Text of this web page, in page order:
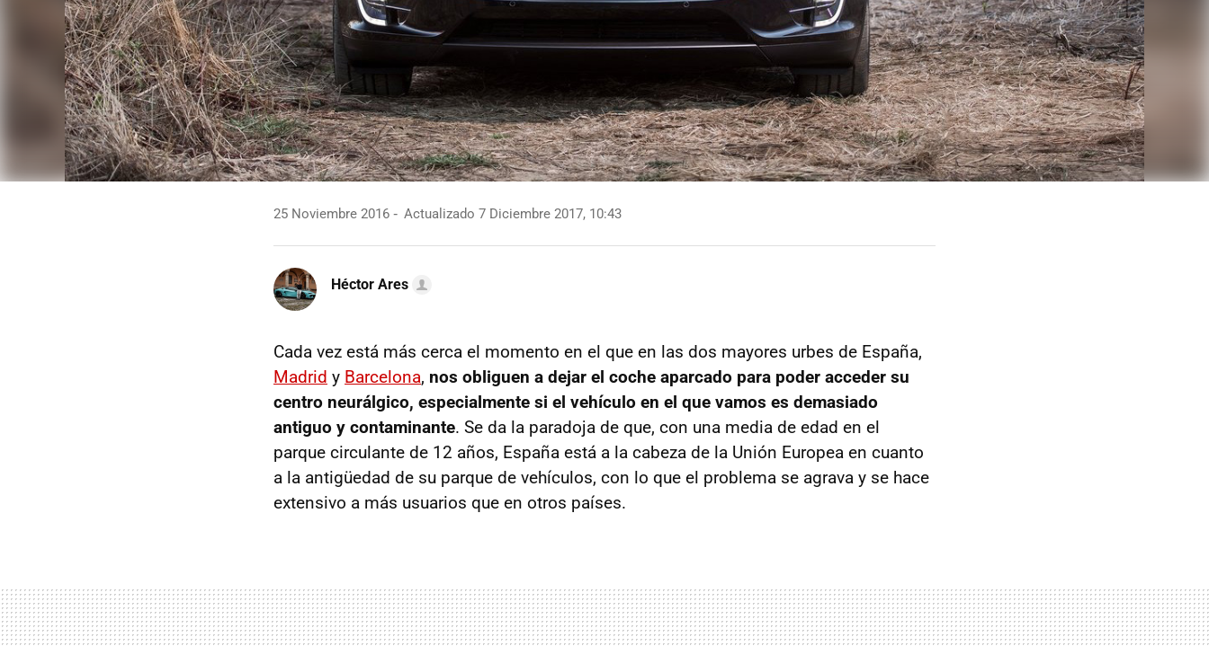
25 Noviembre 2016 Actualizado 7 Diciembre 2017, 10:43
Héctor Ares
Cada vez está más cerca el momento en el que en las dos mayores urbes de España,
Madrid y Barcelona, nos obliguen a dejar el coche aparcado para poder acceder su
centro neurálgico, especialmente si el vehículo en el que vamos es demasiado
antiguo y contaminante. Se da la paradoja de que, con una media de edad en el
parque circulante de 12 años, España está a la cabeza de la Unión Europea en cuanto
a la antigüedad de su parque de vehículos, con lo que el problema se agrava y se hace
extensivo a más usuarios que en otros países.